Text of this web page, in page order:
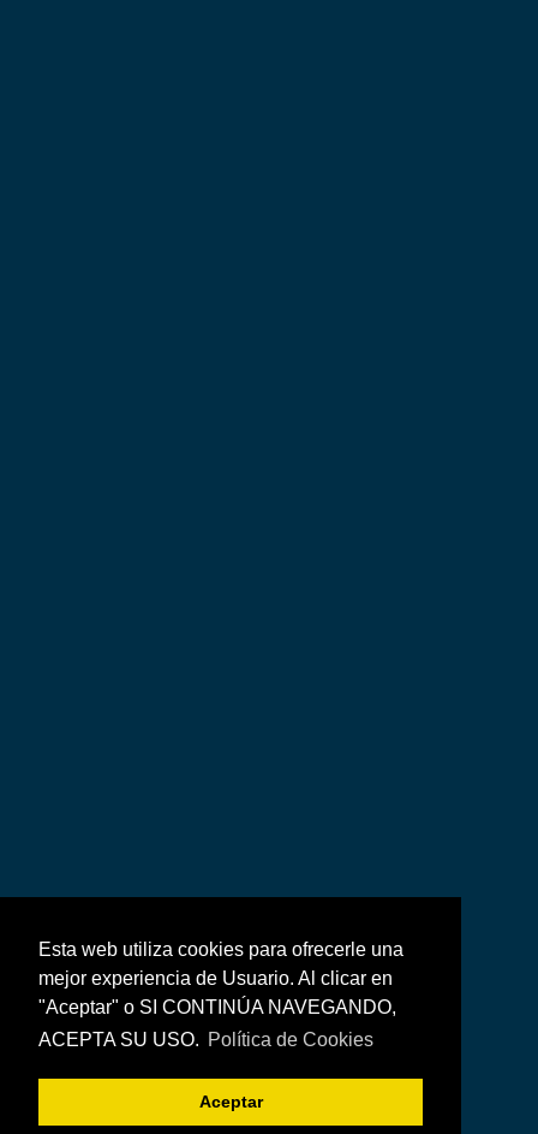
Esta web utiliza cookies para ofrecerle una
mejor experiencia de Usuario. Al clicar en
"Aceptar" o SI CONTINÚA NAVEGANDO,
ACEPTA SU USO. Política de Cookies
Aceptar